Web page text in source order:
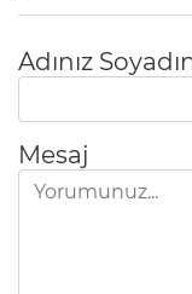
Adınız
Mesaj